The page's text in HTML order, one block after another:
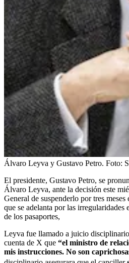
Álvaro Leyva y Gustavo Petro. Foto:
El presidente, Gustavo Petro, se
Álvaro Leyva, ante la decisión este
General de suspenderlo por tres
que se adelanta por las irregularidades
de los pasaportes,
Leyva fue llamado a juicio
cuenta de X que “el ministro de
mis instrucciones. No son